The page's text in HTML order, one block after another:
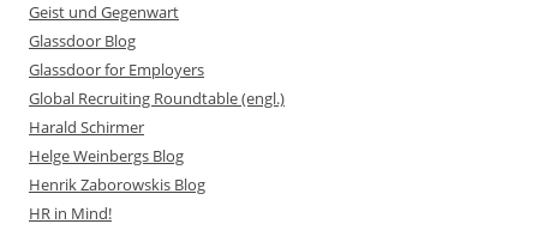
Geist und Gegenwart
Glassdoor Blog
Glassdoor for Employers
Global Recruiting Roundtable (engl.)
Harald Schirmer
Helge Weinbergs Blog
Henrik Zaborowskis Blog
HR in Mind!